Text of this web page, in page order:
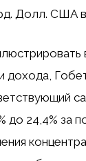
Долл. США в
дохода,
до 24,4% за